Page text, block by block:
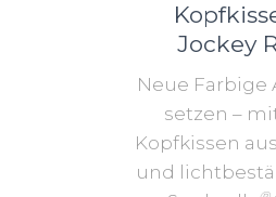
Jockey
Neue Farbige
setzen –
Kopfkissen
und